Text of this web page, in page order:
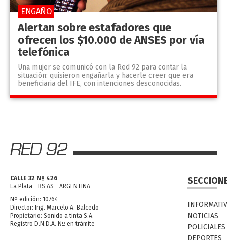
Alertan sobre estafadores que
ofrecen los $10.000 de ANSES por vía
telefónica
Una mujer se comunicó con la Red 92 para contar la
situación: quisieron engañarla y hacerle creer que era
beneficiaria del IFE, con intenciones desconocidas.
ENGAÑO
CALLE 32 Nº 426
La Plata - BS AS - ARGENTINA
Nº edición: 10764
Director: Ing. Marcelo A. Balcedo
Propietario: Sonido a tinta S.A.
Registro D.N.D.A. Nº en trámite
NOTICIAS
POLICIALES
DEPORTES